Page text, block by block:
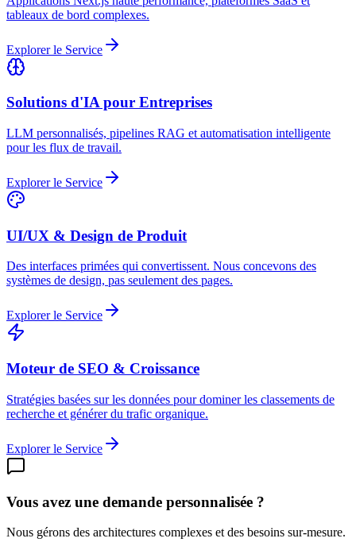
tableaux de bord complexes.
Explorer le Service
Solutions d'IA pour Entreprises
LLM personnalisés, pipelines RAG et automatisation intelligente
pour les flux de travail.
Explorer le Service
UI/UX & Design de Produit
Des interfaces primées qui convertissent. Nous concevons des
systèmes de design, pas seulement des pages.
Explorer le Service
Moteur de SEO & Croissance
Stratégies basées sur les données pour dominer les classements de
recherche et générer du trafic organique.
Explorer le Service
Vous avez une demande personnalisée ?
Nous gérons des architectures complexes et des besoins sur-mesure.